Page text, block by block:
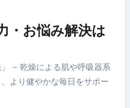
・お悩み解決は
」 – 乾燥による肌や呼吸器系
より健やかな毎日をサポー